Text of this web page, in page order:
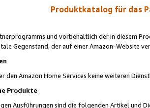
Produktkatalog für das
und vorbehaltlich der in diesem
Gegenstand, der auf einer Amazon-Website
den Amazon Home Services keine weiteren
Produkte
Ausführungen sind die folgenden Artikel und